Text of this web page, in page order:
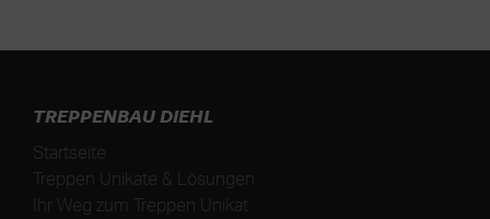
TREPPENBAU DIEHL
Startseite
Treppen Unikate & Lösungen
Ihr Weg zum Treppen Unikat